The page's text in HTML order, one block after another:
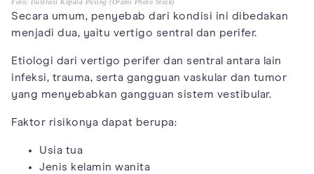
Foto: Ilustrasi Kepala Pusing (Orami Photo Stock)
Secara umum, penyebab dari kondisi ini dibedakan
menjadi dua, yaitu vertigo sentral dan perifer.
Etiologi dari vertigo perifer dan sentral antara lain
infeksi, trauma, serta gangguan vaskular dan tumor
yang menyebabkan gangguan sistem vestibular.
Faktor risikonya dapat berupa:
Usia tua
Jenis kelamin wanita